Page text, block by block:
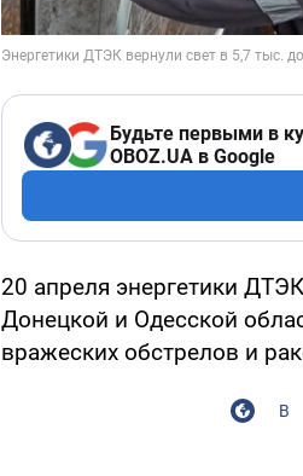
Будьте первыми в
OBOZ.UA в Google
20 апреля энергетики
Донецкой и Одесской
вражеских обстрелов и